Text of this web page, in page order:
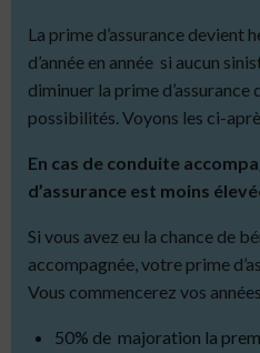
La prime d’assurance devient
d’année en année si aucun
diminuer la prime
possibilités. Voyons les ci-
En cas de conduite
d’assurance est moins
Si vous avez eu la chance de
accompagnée, votre prime
Vous commencerez vos
50% de majoration la